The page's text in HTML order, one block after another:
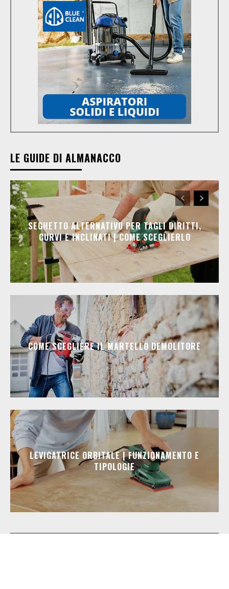
LE GUIDE DI ALMANACCO
SEGHETTO ALTERNATIVO PER TAGLI DIRITTI,
CURVI E INCLINATI | COME SCEGLIERLO
COME SCEGLIERE IL MARTELLO DEMOLITORE
LEVIGATRICE ORBITALE | FUNZIONAMENTO E
TIPOLOGIE